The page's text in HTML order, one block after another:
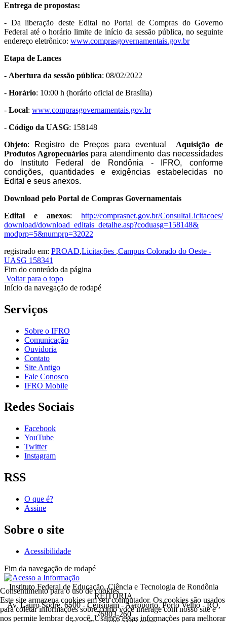
Entrega de propostas:
- Da liberação deste Edital no Portal de Compras do Governo
Federal até o horário limite de início da sessão pública, no seguinte
endereço eletrônico: www.comprasgovernamentais.gov.br
Etapa de Lances
- Abertura da sessão pública: 08/02/2022
- Horário: 10:00 h (horário oficial de Brasília)
- Local: www.comprasgovernamentais.gov.br
- Código da UASG: 158148
Objeto: Registro de Preços para eventual
Aquisição de
Produtos Agropecuários para atendimento das necessidades
do Instituto Federal de Rondônia - IFRO, conforme
condições, quantidades e exigências estabelecidas no
Edital e seus anexos.
Download pelo Portal de Compras Governamentais
Edital e anexos: http://comprasnet.gov.br/ConsultaLicitacoes/
download/download_editais_ detalhe.asp?coduasg=158148&
modprp=5&numprp=32022
registrado em: PROAD,Licitações ,Campus Colorado do Oeste -
UASG 158341
Fim do conteúdo da página
Voltar para o topo
Início da navegação de rodapé
Serviços
Sobre o IFRO
Comunicação
Ouvidoria
Contato
Site Antigo
Fale Conosco
IFRO Mobile
Redes Sociais
Facebook
YouTube
Twitter
Instagram
RSS
O que é?
Assine
Sobre o site
Acessibilidade
Fim da navegação de rodapé
Instituto Federal de Educação, Ciência e Tecnologia de Rondônia
REITORIA
Av. Lauro Sodré, 6500 - Censipam - Aeroporto, Porto Velho - RO,
76803-260
Consentimento para o uso de cookies
Este site armazena cookies em seu computador. Os cookies são usados
para coletar informações sobre como você interage com nosso site e
nos permite lembrar de você. Usamos essas informações para melhorar